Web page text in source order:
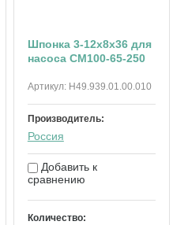
Шпонка 3-12х8х36 для
насоса СМ100-65-250
Артикул:Н49.939.01.00.010
Производитель:
Россия
Добавить к
сравнению
Количество: